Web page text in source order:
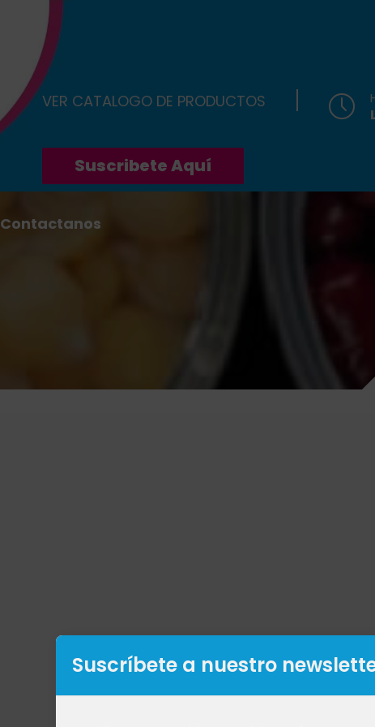
VER CATALOGO DE PRODUCTOS
Suscribete Aquí
Contactanos
Suscríbete a nuestro